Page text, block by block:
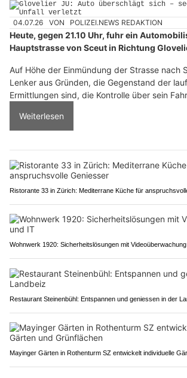
04.07.26 VON POLIZEI.NEWS REDAKTION
Heute, gegen 21.10 Uhr, fuhr ein
Hauptstrasse von Sceut in Richtung
Auf Höhe der Einmündung der Strasse nach
Lenker aus Gründen, die Gegenstand der
Ermittlungen sind, die Kontrolle über sein
Weiterlesen
Ristorante 33 in Zürich: Mediterrane Küche für
Wohnwerk 1920: Sicherheitslösungen mit
Restaurant Steinenbühl: Entspannen und geniessen in der
Mayinger Gärten in Rothenturm SZ entwickelt individuelle